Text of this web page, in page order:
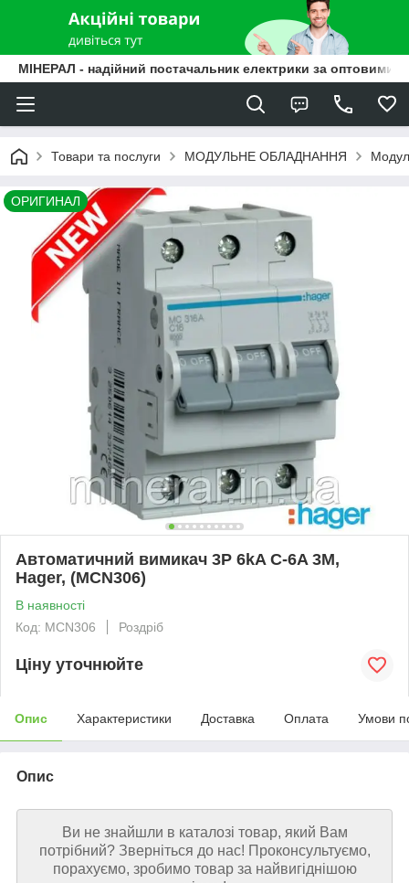
МІНЕРАЛ - надійний постачальник електрики за оптовими
Товари та послуги МОДУЛЬНЕ ОБЛАДНАННЯ
ОРИГИНАЛ
Автоматичний вимикач 3P 6kA C-6A 3M,
Hager, (MCN306)
В наявності
Код: MCN306
Роздріб
Ціну уточнюйте
Опис Характеристики Доставка Оплата Умови
Опис
Ви не знайшли в каталозі товар, який Вам
потрібний? Зверніться до нас! Проконсультуємо,
порахуємо, зробимо товар за найвигіднішою